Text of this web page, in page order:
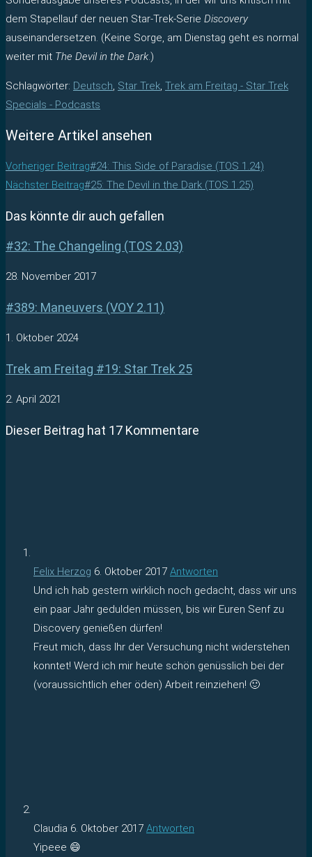
dem Stapellauf der neuen Star-Trek-Serie Discovery
auseinandersetzen. (Keine Sorge, am Dienstag geht es normal
weiter mit The Devil in the Dark.)
Schlagwörter: Deutsch, Star Trek, Trek am Freitag - Star Trek
Specials - Podcasts
Weitere Artikel ansehen
Vorheriger Beitrag#24: This Side of Paradise (TOS 1.24)
Nächster Beitrag#25: The Devil in the Dark (TOS 1.25)
Das könnte dir auch gefallen
#32: The Changeling (TOS 2.03)
28. November 2017
#389: Maneuvers (VOY 2.11)
1. Oktober 2024
Trek am Freitag #19: Star Trek 25
2. April 2021
Dieser Beitrag hat 17 Kommentare
Felix Herzog 6. Oktober 2017 Antworten
Und ich hab gestern wirklich noch gedacht, dass wir uns
ein paar Jahr gedulden müssen, bis wir Euren Senf zu
Discovery genießen dürfen!
Freut mich, dass Ihr der Versuchung nicht widerstehen
konntet! Werd ich mir heute schön genüsslich bei der
(voraussichtlich eher öden) Arbeit reinziehen! 🙂
Claudia 6. Oktober 2017 Antworten
Yipeee 😄